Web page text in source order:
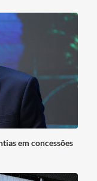
em concessões